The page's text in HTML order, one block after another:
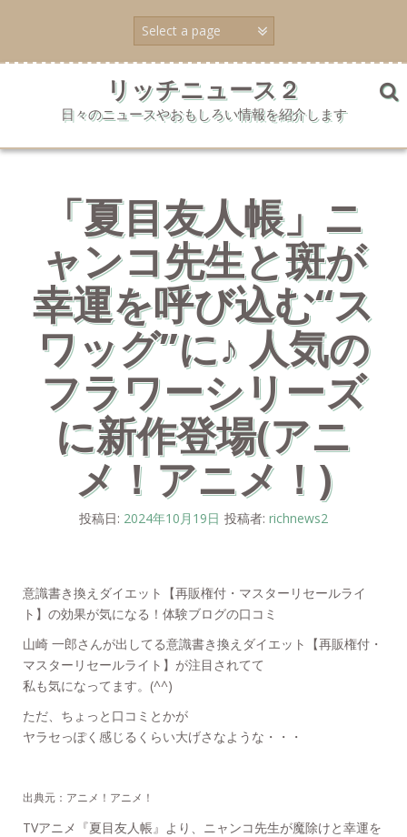
ン
ッ
リッチニュース２
日々のニュースやおもしろい情報を紹介します
「夏目友人帳」ニ
ャンコ先生と斑が
幸運を呼び込む“ス
ワッグ”に♪ 人気の
フラワーシリーズ
に新作登場(アニ
メ！アニメ！)
投稿日: 2024年10月19日 投稿者: richnews2
意識書き換えダイエット【再販権付・マスターリセールライ
ト】の効果が気になる！体験ブログの口コミ
山崎 一郎さんが出してる意識書き換えダイエット【再販権付・
マスターリセールライト】が注目されてて
私も気になってます。(^^)ゞ
ただ、ちょっと口コミとかが
ヤラセっぽく感じるくらい大げさなような・・・
出典元：アニメ！アニメ！
TVアニメ『夏目友人帳』より、ニャンコ先生が魔除けと幸運を